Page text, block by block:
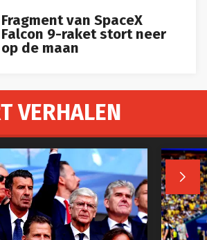
Fragment van SpaceX
Falcon 9-raket stort neer
op de maan
VERHALEN
